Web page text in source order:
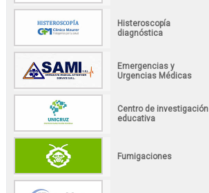
Histeroscopía
diagnóstica
Emergencias y
Urgencias Médicas
Centro de investigación
educativa
Fumigaciones